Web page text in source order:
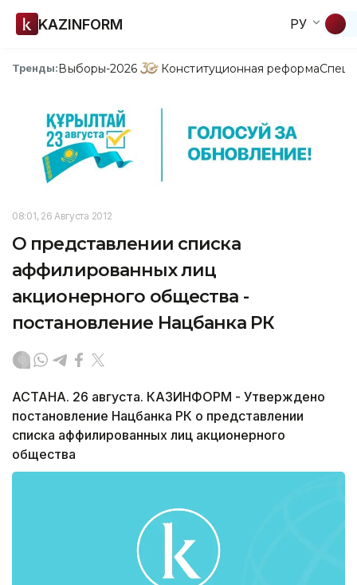
KAZINFORM РУ
Тренды:Выборы-2026 Конституционная реформа
08:01, 26 Августа 2012
О представлении списка
аффилированных лиц
акционерного общества -
постановление Нацбанка РК
АСТАНА. 26 августа. КАЗИНФОРМ - Утверждено
постановление Нацбанка РК о представлении
списка аффилированных лиц акционерного
общества